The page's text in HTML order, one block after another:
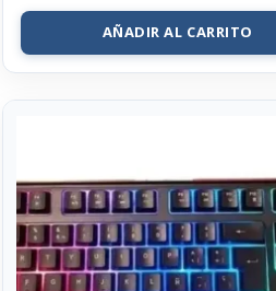
AÑADIR AL CARRITO